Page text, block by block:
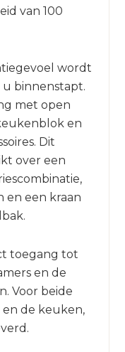
van 100
wordt
binnenstapt.
met open
en
Dit
over een
en een kraan
toegang tot
en de
Voor beide
en de keuken,